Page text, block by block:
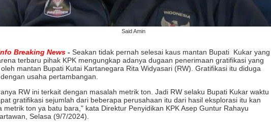
Said Amin
Breaking News - Seakan tidak pernah selesai kaus mantan Bupati Kukar yang
terbaru pihak KPK mengungkap adanya dugaan penerimaan gratifikasi yang
mantan Bupati Kutai Kartanegara Rita Widyasari (RW). Gratifikasi itu diduga
usaha pertambangan.
RW ini terkait dengan masalah metrik ton. Jadi RW selaku Bupati Kukar waktu
gratifikasi sejumlah dari beberapa perusahaan itu dari hasil eksplorasi itu kan
metrik ton ya batu bara," kata Direktur Penyidikan KPK Asep Guntur Rahayu
Selasa (9/7/2024).